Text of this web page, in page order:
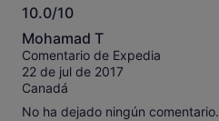
10.0/10
10.0
sobre
10
Mohamad T
Comentario de Expedia
22 de jul de 2017
Canadá
No ha dejado ningún comentario.